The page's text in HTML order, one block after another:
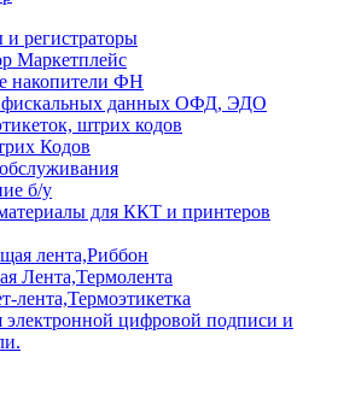
и регистраторы
Маркетплейс
накопители ФН
фискальных данных ОФД, ЭДО
штрих кодов
Кодов
б/у
для ККТ и принтеров
лента,Риббон
Лента,Термолента
лента,Термоэтикетка
электронной цифровой подписи и